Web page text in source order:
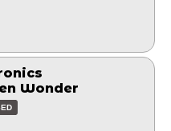
Wonder